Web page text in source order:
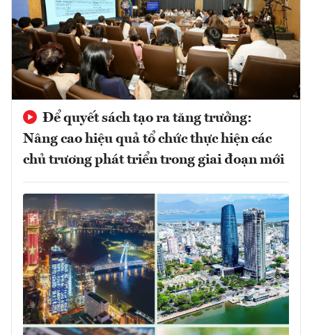
Để quyết sách tạo ra tăng trưởng:
Nâng cao hiệu quả tổ chức thực hiện các
chủ trương phát triển trong giai đoạn mới